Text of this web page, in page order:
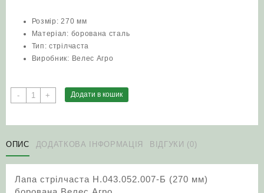
Розмір: 270 мм
Матеріал: борована сталь
Тип: стрілчаста
Виробник: Велес Агро
-
Лапа
стрілчаста
(270
мм)
Велес
+ Додати в кошик
ОПИС ДОДАТКОВА ІНФОРМАЦІЯ ВІДГУКИ (0)
Лапа стрілчаста Н.043.052.007-Б (270 мм)